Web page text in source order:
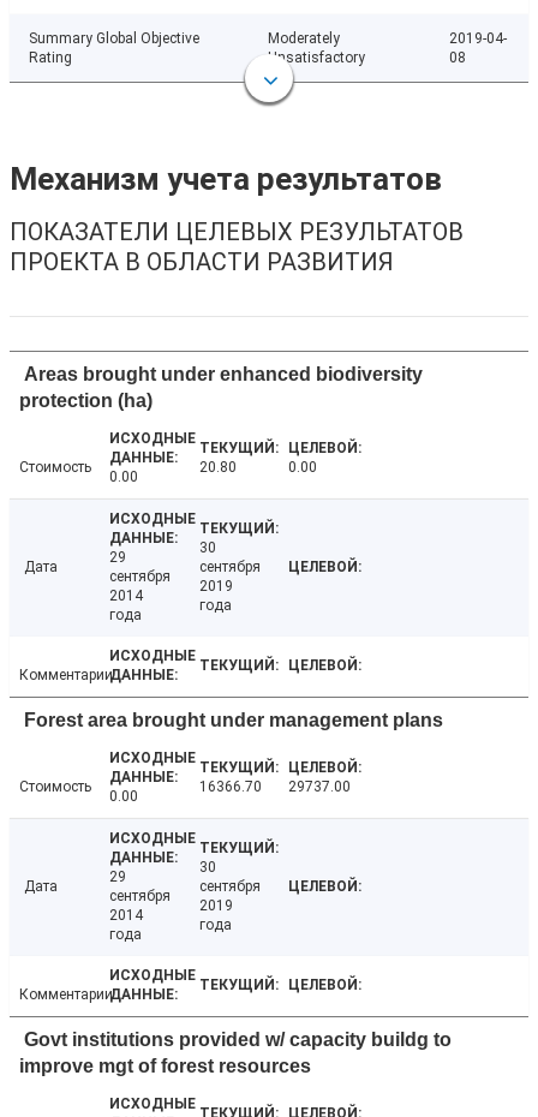
Summary Global Objective
Rating
Moderately
Unsatisfactory
2019-04-
08
Механизм учета результатов
ПОКАЗАТЕЛИ ЦЕЛЕВЫХ РЕЗУЛЬТАТОВ
ПРОЕКТА В ОБЛАСТИ РАЗВИТИЯ
Areas brought under enhanced biodiversity
protection (ha)
Стоимость
0.00
20.80 0.00
Дата
29
сентября
2014
года
30
сентября
2019
года
Комментарии
Forest area brought under management plans
Стоимость
0.00
16366.70 29737.00
Дата
29
сентября
2014
года
30
сентября
2019
года
Комментарии
Govt institutions provided w/ capacity buildg to
improve mgt of forest resources